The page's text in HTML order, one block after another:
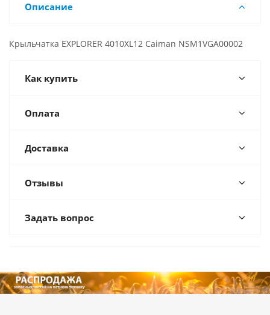
Описание
Крыльчатка EXPLORER 4010XL12 Caiman NSM1VGA00002
Как купить
Оплата
Доставка
Отзывы
Задать вопрос